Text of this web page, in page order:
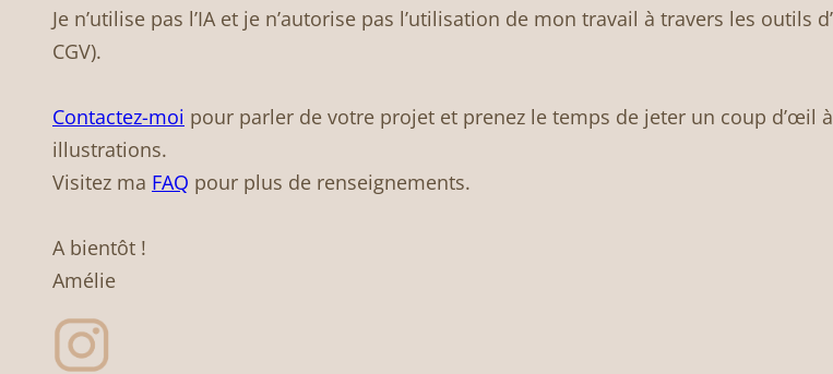
Je n’utilise pas l’IA et je n’autorise pas l’utilisation de mon travail à travers les outils
CGV).
Contactez-moi pour parler de votre projet et prenez le temps de jeter un coup d’œil
illustrations.
Visitez ma FAQ pour plus de renseignements.
A bientôt !
Amélie